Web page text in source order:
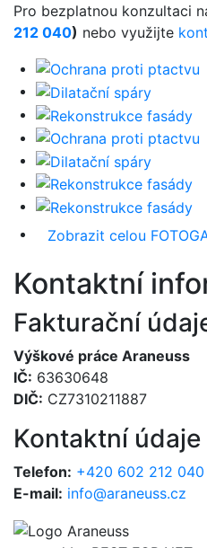
Pro bezplatnou konzultaci
212 040) nebo využijte
Zobrazit celou
Kontaktní
Fakturační
Výškové práce Araneuss
IČ: 63630648
DIČ: CZ7310211887
Kontaktní údaje
Telefon: +420 602 212 040
E-mail: info@araneuss.cz